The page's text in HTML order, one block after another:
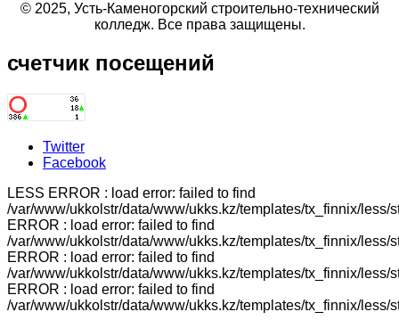
© 2025, Усть-Каменогорский строительно-технический
колледж. Все права защищены.
счетчик посещений
Twitter
Facebook
LESS ERROR : load error: failed to find
/var/www/ukkolstr/data/www/ukks.kz/templates/tx_finnix/less/
ERROR : load error: failed to find
/var/www/ukkolstr/data/www/ukks.kz/templates/tx_finnix/less/
ERROR : load error: failed to find
/var/www/ukkolstr/data/www/ukks.kz/templates/tx_finnix/less/
ERROR : load error: failed to find
/var/www/ukkolstr/data/www/ukks.kz/templates/tx_finnix/less/